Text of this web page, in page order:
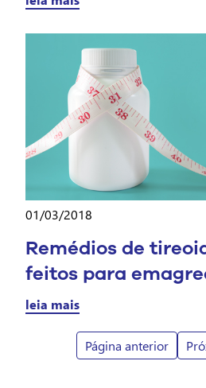
01/03/2018
Remédios de
feitos para
leia mais
Página anterior